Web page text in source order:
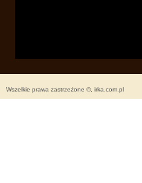
Wszelkie prawa zastrzeżone ©, irka.com.pl